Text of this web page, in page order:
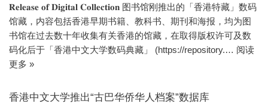
𝐑𝐞𝐥𝐞𝐚𝐬𝐞 𝐨𝐟 𝐃𝐢𝐠𝐢𝐭𝐚𝐥 𝐂𝐨𝐥𝐥𝐞𝐜𝐭𝐢𝐨𝐧 图书馆刚推出的「香港特藏」数码
馆藏，内容包括香港早期书籍、教科书、期刊和海报，均为图
书馆在过去数十年收集有关香港的馆藏，在取得版权许可及数
码化后于「香港中文大学数码典藏」 (https://repository.… 阅读
更多 »
香港中文大学推出“古巴华侨华人档案”数据库